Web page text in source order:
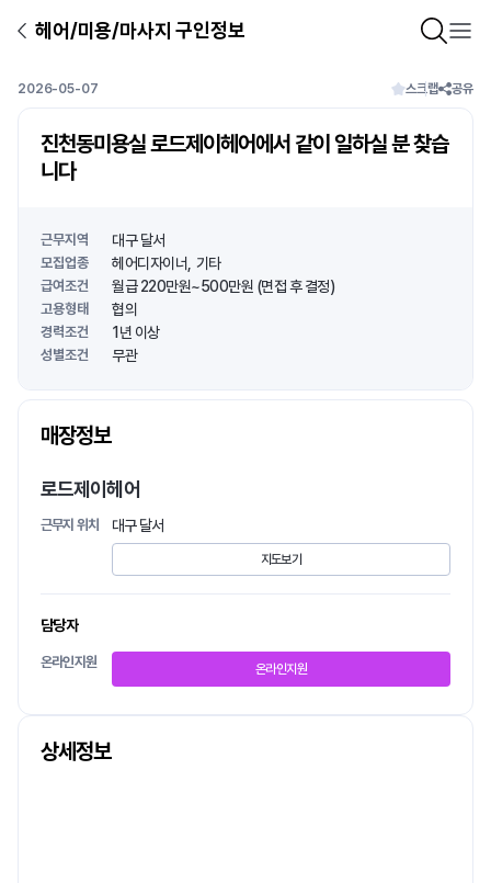
헤어/미용/마사지 구인정보
2026-05-07 스크랩 공유
진천동미용실 로드제이헤어에서 같이 일하실 분 찾습
니다
근무지역 대구 달서
모집업종 헤어디자이너 기타
급여조건 월급 220만원~500만원 (면접 후 결정)
고용형태 협의
경력조건 1년 이상
성별조건 무관
매장정보
로드제이헤어
근무지 위치 대구 달서
지도보기
담당자
온라인지원 온라인지원
상세정보